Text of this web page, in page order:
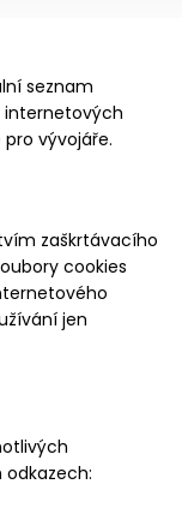
seznam
vývojáře.
zaškrtávacího
cookies
jen